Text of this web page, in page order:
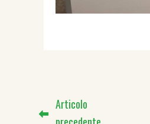
Articolo